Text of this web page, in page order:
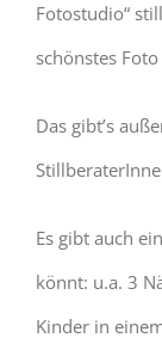
Fotostudio“
schönstes
Das gibt’s
Es gibt auch
könnt: u.a. 3
Kinder in